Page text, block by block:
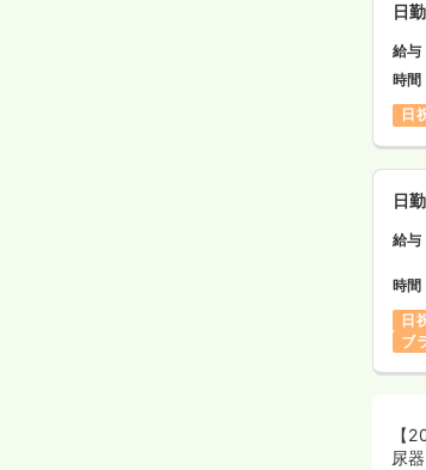
日
給与
時間
日
日
給与
時間
日
ブ
【
尿